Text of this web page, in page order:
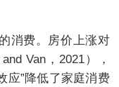
费。房价上涨对
Van，2021），
应”降低了家庭消费